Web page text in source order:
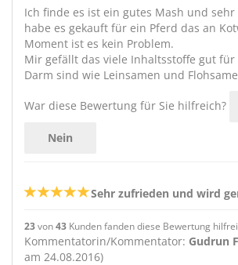
Ich finde es ist ein gutes Mash und
habe es gekauft für ein Pferd das an
Moment ist es kein Problem.
Mir gefällt das viele Inhaltsstoffe gut für
Darm sind wie Leinsamen und
War diese Bewertung für Sie hilfreich?
Nein
Sehr zufrieden und wird
23von43 Kunden fanden diese Bewertung
Kommentatorin/Kommentator: Gudrun
am 24.08.2016)